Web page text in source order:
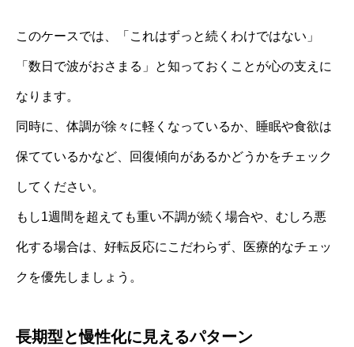
このケースでは、「これはずっと続くわけではない」
「数日で波がおさまる」と知っておくことが心の支えに
なります。
同時に、体調が徐々に軽くなっているか、睡眠や食欲は
保てているかなど、回復傾向があるかどうかをチェック
してください。
もし1週間を超えても重い不調が続く場合や、むしろ悪
化する場合は、好転反応にこだわらず、医療的なチェッ
クを優先しましょう。
長期型と慢性化に見えるパターン